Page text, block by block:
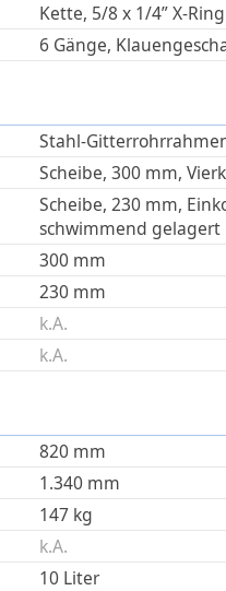
Kette, 5/8 x 1/4” X‑Ring
6 Gänge,
Stahl-
Scheibe, 300 mm,
Scheibe, 230 mm,
schwimmend gelagert
300 mm
230 mm
k.A.
k.A.
820 mm
1.340 mm
147 kg
k.A.
10 Liter